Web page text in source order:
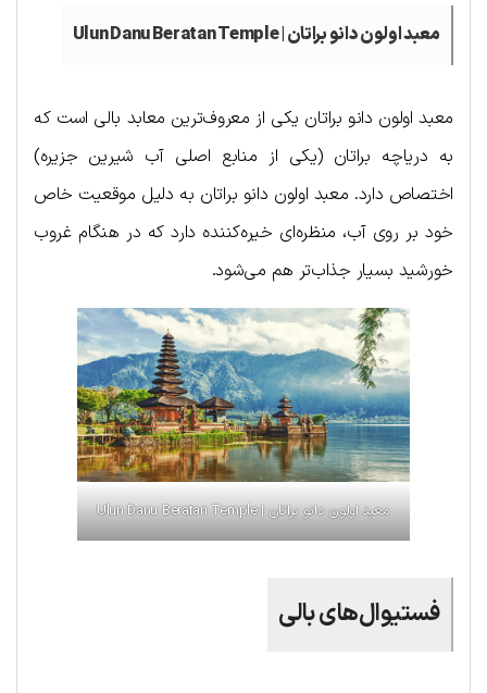
معبد اولون دانو براتان | Ulun Danu Beratan Temple
معبد اولون دانو براتان یکی از معروف‌ترین معابد بالی است که
به دریاچه براتان (یکی از منابع اصلی آب شیرین جزیره)
اختصاص دارد. معبد اولون دانو براتان به دلیل موقعیت خاص
خود بر روی آب، منظره‌ای خیره‌کننده‌ دارد که در هنگام غروب
خورشید بسیار جذاب‌تر هم می‌شود.
معبد اولون دانو براتان | Ulun Danu Beratan Temple
فستیوال‌های بالی